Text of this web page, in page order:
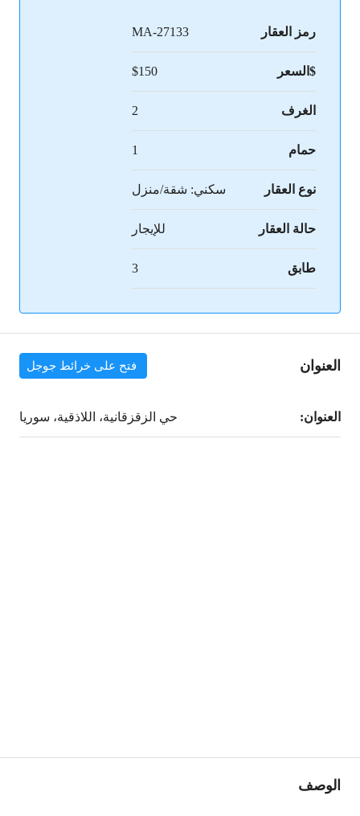
رمز العقار MA-27133
$السعر $150
الغرف 2
حمام 1
نوع العقار سكني: شقة/منزل
حالة العقار للإيجار
طابق 3
العنوان فتح على خرائط جوجل
العنوان: حي الزقزقانية، اللاذقية، سوريا
الوصف